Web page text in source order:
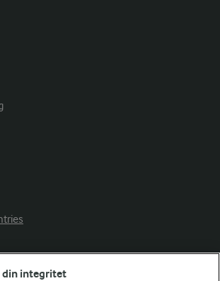
din integritet